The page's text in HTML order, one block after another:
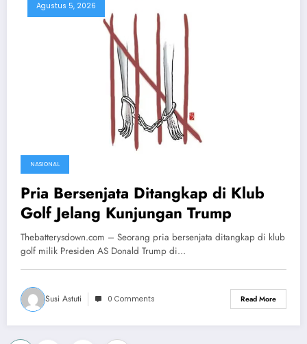
Agustus 5, 2026
NASIONAL
Pria Bersenjata Ditangkap di Klub
Golf Jelang Kunjungan Trump
Thebatterysdown.com – Seorang pria bersenjata ditangkap di klub
golf milik Presiden AS Donald Trump di…
Susi Astuti 0 Comments Read More